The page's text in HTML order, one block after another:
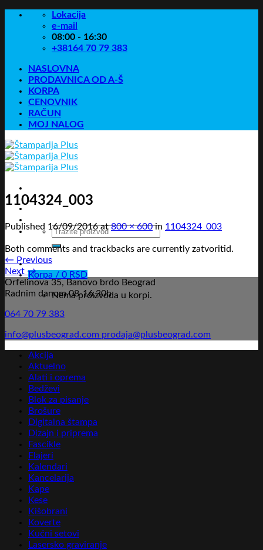
Skip
Lokacija
e-mail
08:00 - 16:30
+38164 70 79 383
NASLOVNA
PRODAVNICA OD A-Š
KORPA
CENOVNIK
RAČUN
MOJ NALOG
Pretraga
Korpa / 0 RSD
Nema proizvoda u korpi.
1104324_003
Published 16/09/2016at800 × 600in 1104324_003
Both comments and trackbacks are currently zatvoritid.
← Previous
Next →
Orfelinova 35, Banovo brdo Beograd
Radnim danom 08-16,30h
064 70 79 383
info@plusbeograd.com prodaja@plusbeograd.com
Akcija
Aktuelno
Alati i oprema
Bedževi
Blok za pisanje
Brošure
Digitalna štampa
Dizajn i priprema
Fascikle
Flajeri
Kalendari
Kancelarija
Kape
Kese
Kišobrani
Koverte
Kućni setovi
Lasersko graviranje